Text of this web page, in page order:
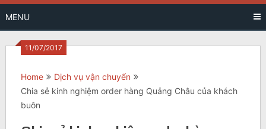
MENU
11/07/2017
Home
Dịch vụ vận chuyển
Chia sẻ kinh nghiệm order hàng Quảng Châu của khách
buôn